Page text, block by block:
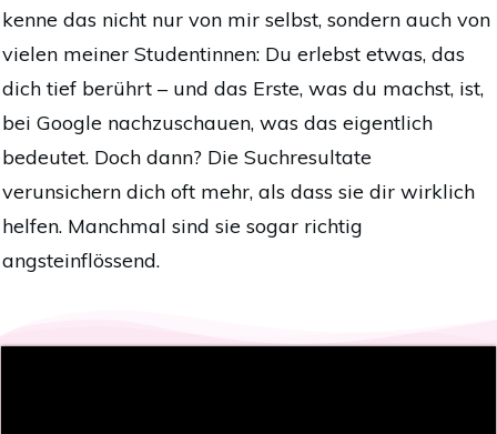
kenne das nicht nur von mir selbst, sondern auch von
vielen meiner Studentinnen: Du erlebst etwas, das
dich tief berührt – und das Erste, was du machst, ist,
bei Google nachzuschauen, was das eigentlich
bedeutet. Doch dann? Die Suchresultate
verunsichern dich oft mehr, als dass sie dir wirklich
helfen. Manchmal sind sie sogar richtig
angsteinflössend.